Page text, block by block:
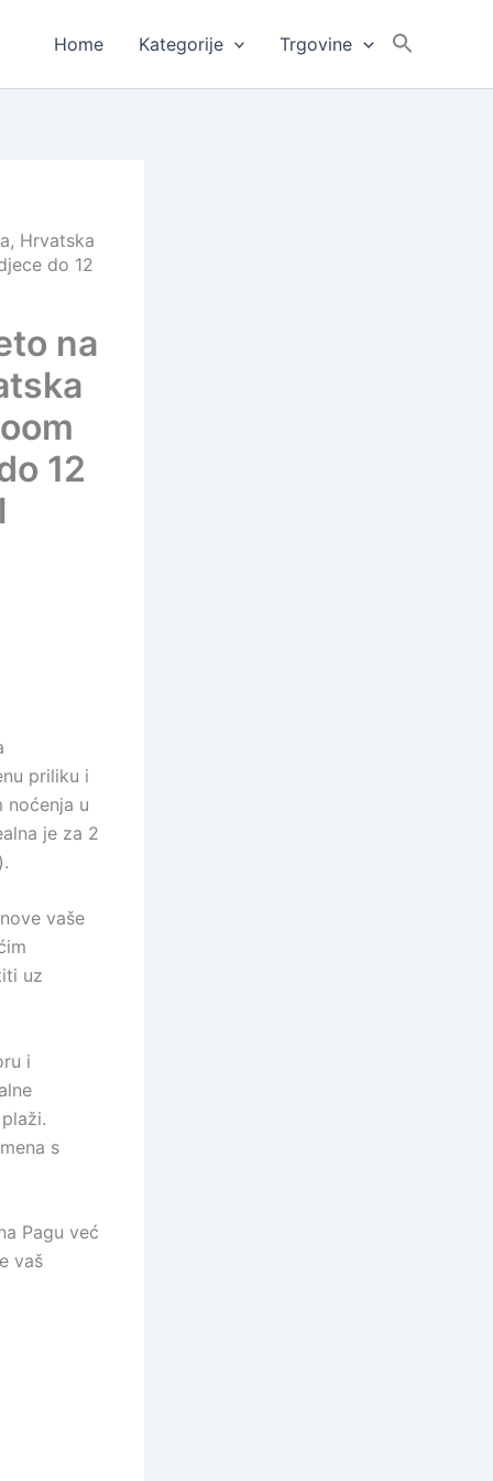
Home Kategorije Trgovine
Hrvatska
do 12
na
12
priliku i
noćenja u
je za 2
vaše
uz
i
s
Pagu već
vaš